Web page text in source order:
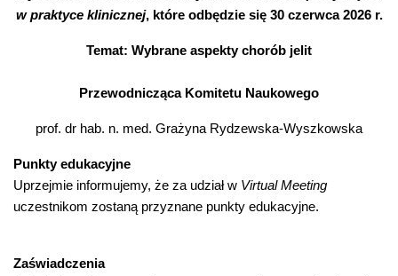
w praktyce klinicznej, które odbędzie się 30 czerwca 2026 r.
Temat: Wybrane aspekty chorób jelit
Przewodnicząca Komitetu Naukowego
prof. dr hab. n. med. Grażyna Rydzewska-Wyszkowska
Punkty edukacyjne
Uprzejmie informujemy, że za udział w Virtual Meeting
uczestnikom zostaną przyznane punkty edukacyjne.
Zaświadczenia